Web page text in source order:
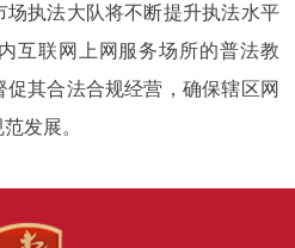
执法大队将不断提升执法水平
互联网上网服务场所的普法教
其合法合规经营，确保辖区网
发展。